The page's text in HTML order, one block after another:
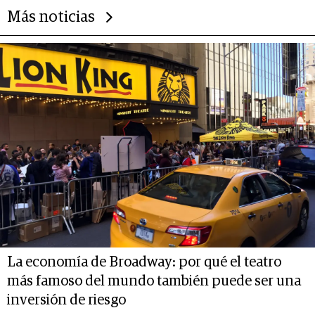
Más noticias
La economía de Broadway: por qué el teatro
más famoso del mundo también puede ser una
inversión de riesgo